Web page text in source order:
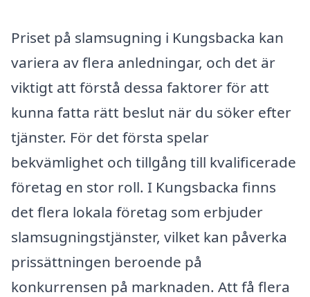
Priset på slamsugning i Kungsbacka kan
variera av flera anledningar, och det är
viktigt att förstå dessa faktorer för att
kunna fatta rätt beslut när du söker efter
tjänster. För det första spelar
bekvämlighet och tillgång till kvalificerade
företag en stor roll. I Kungsbacka finns
det flera lokala företag som erbjuder
slamsugningstjänster, vilket kan påverka
prissättningen beroende på
konkurrensen på marknaden. Att få flera